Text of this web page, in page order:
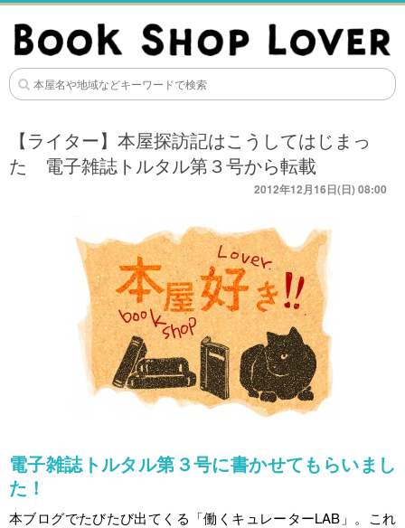
【ライター】本屋探訪記はこうしてはじまっ
た 電子雑誌トルタル第３号から転載
2012年12月16日(日) 08:00
電子雑誌トルタル第３号に書かせてもらいまし
た！
本ブログでたびたび出てくる「働くキュレーターLAB」。これ